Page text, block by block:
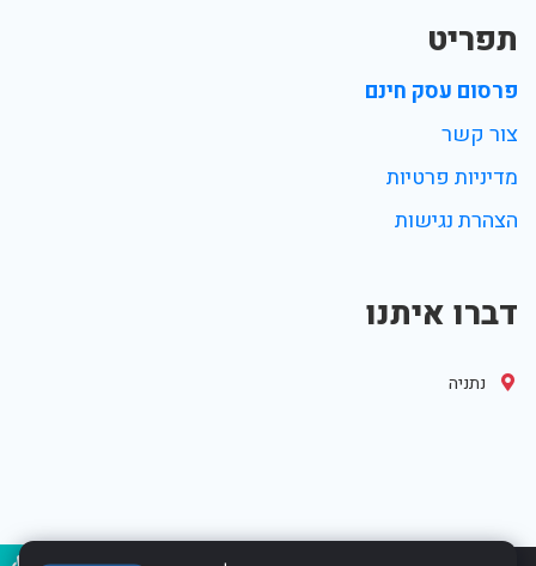
תפריט
פרסום עסק חינם
צור קשר
מדיניות פרטיות
הצהרת נגישות
דברו איתנו
נתניה